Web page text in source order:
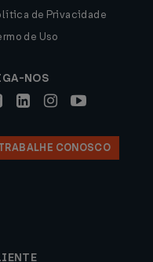
de Privacidade
de Uso
NOS
CONOSCO